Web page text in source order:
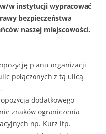
w instytucji wypracować
bezpieczeństwa
naszej miejscowości.
planu organizacji
połączonych z tą ulicą
dodatkowego
znaków ograniczenia
np. Kurz itp.